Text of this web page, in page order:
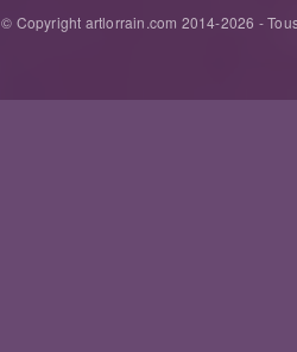
© Copyright artlorrain.com 2014-2026 -